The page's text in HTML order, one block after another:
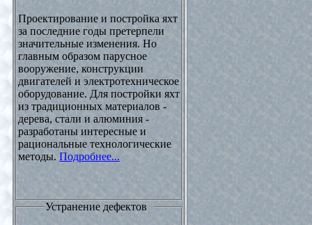
Проектирование и постройка яхт
за последние годы претерпели
значительные изменения. Но
главным образом парусное
вооружение, конструкции
двигателей и электротехническое
оборудование. Для постройки яхт
из традиционных материалов -
дерева, стали и алюминия -
разработаны интересные и
рациональные технологические
методы.Подробнее...
Устранение дефектов